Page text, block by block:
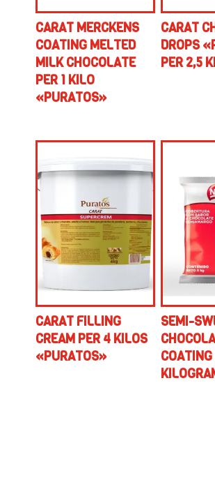
CARAT MERCKENS
COATING MELTED
MILK CHOCOLATE
PER 1 KILO
«PURATOS»
CARAT
DROPS
PER 2,5
CARAT FILLING
CREAM PER 4 KILOS
«PURATOS»
SEMI-
COATING